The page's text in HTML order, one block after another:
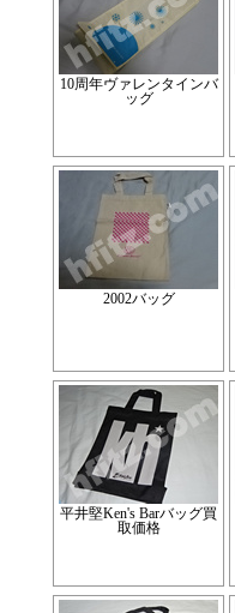
10周年ヴァレンタインバ
ッグ
2002バッグ
平井堅Ken's Barバッグ買
取価格